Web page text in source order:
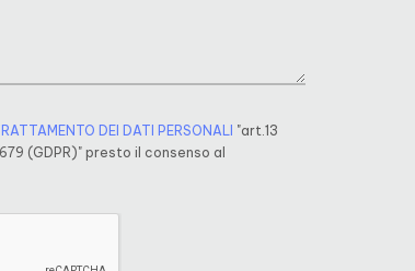
DEI DATI PERSONALI
"art.13
(GDPR)" presto il consenso al